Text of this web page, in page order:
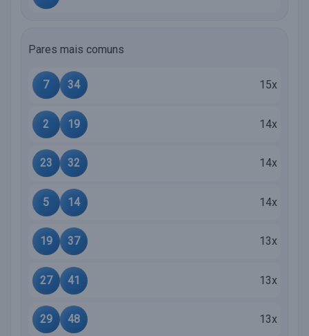
Pares mais comuns
7 34 15x
2 19 14x
23 32 14x
5 14 14x
19 37 13x
27 41 13x
29 48 13x